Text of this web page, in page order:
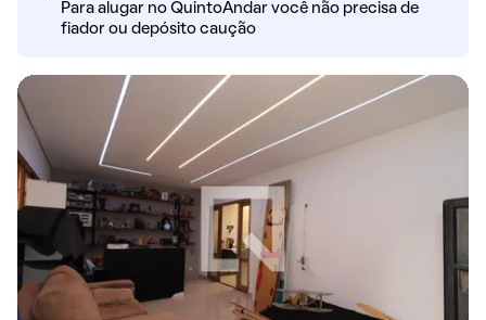
Para alugar no QuintoAndar você não precisa de
fiador ou depósito caução